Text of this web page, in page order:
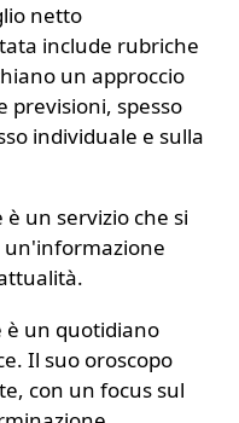
netto
include rubriche
un approccio
previsioni, spesso
individuale e sulla
è un servizio che si
un'informazione
è un quotidiano
Il suo oroscopo
con un focus sul